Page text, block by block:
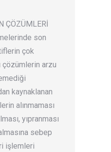
ÇÖZÜMLERİ
son
çok
çözümlerin arzu
kaynaklanan
alınmaması
yıpranması
sebep
işlemleri